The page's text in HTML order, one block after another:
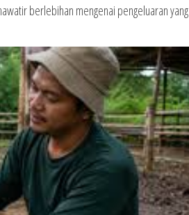
berlebihan mengenai pengeluaran yang